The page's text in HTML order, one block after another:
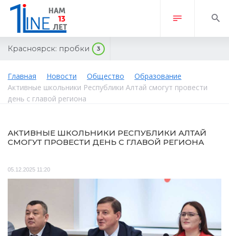
Красноярск: пробки 3
Главная Новости Общество
Образование
Активные школьники Республики Алтай смогут провести
день с главой региона
АКТИВНЫЕ ШКОЛЬНИКИ РЕСПУБЛИКИ АЛТАЙ
СМОГУТ ПРОВЕСТИ ДЕНЬ С ГЛАВОЙ РЕГИОНА
05.12.2025 11:20